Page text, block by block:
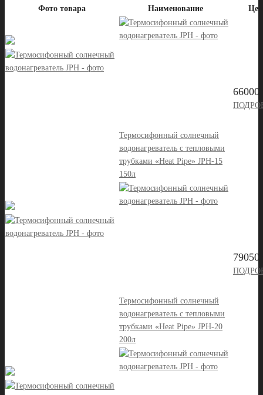
Фото товара
Наименование
Термосифонный солнечный
водонагреватель с тепловыми
трубками «Heat Pipe» JPH-15
150л
66000
Термосифонный солнечный
водонагреватель с тепловыми
трубками «Heat Pipe» JPH-20
200л
79050